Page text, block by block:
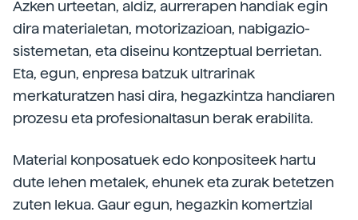
Azken urteetan, aldiz, aurrerapen handiak egin
dira materialetan, motorizazioan, nabigazio-
sistemetan, eta diseinu kontzeptual berrietan.
Eta, egun, enpresa batzuk ultrarinak
merkaturatzen hasi dira, hegazkintza handiaren
prozesu eta profesionaltasun berak erabilita.
Material konposatuek edo konpositeek hartu
dute lehen metalek, ehunek eta zurak betetzen
zuten lekua. Gaur egun, hegazkin komertzial